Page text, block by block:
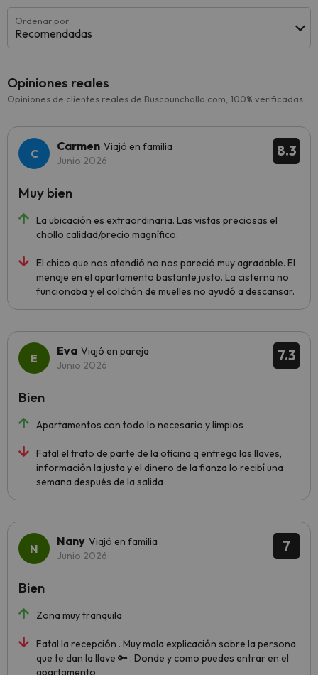
Ordenar por:
Recomendadas
Opiniones reales
Opiniones de clientes reales de Buscounchollo.com, 100% verificadas.
8.3
Carmen Viajó en familia
Junio 2026
La ubicación es extraordinaria. Las vistas preciosas el
chollo calidad/precio magnífico.
El chico que nos atendió no nos pareció muy agradable. El
menaje en el apartamento bastante justo. La cisterna no
funcionaba y el colchón de muelles no ayudó a descansar.
Muy bien
7.3
Eva Viajó en pareja
Junio 2026
Apartamentos con todo lo necesario y limpios
Fatal el trato de parte de la oficina q entrega las llaves,
información la justa y el dinero de la fianza lo recibí una
semana después de la salida
Bien
7
Nany Viajó en familia
Junio 2026
Zona muy tranquila
Fatal la recepción . Muy mala explicación sobre la persona
que te dan la llave 🔑 . Donde y como puedes entrar en el
apartamento
Bien